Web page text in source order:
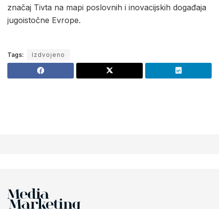
značaj Tivta na mapi poslovnih i inovacijskih događaja
jugoistočne Evrope.
Tags: Izdvojeno